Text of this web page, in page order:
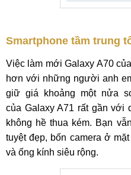
Smartphone tầm trung
Việc làm mới Galaxy A70
hơn với những người anh
giữ giá khoảng một nửa
của Galaxy A71 rất gần với
không hề thua kém. Bạn
tuyệt đẹp, bốn camera ở
và ống kính siêu rộng.